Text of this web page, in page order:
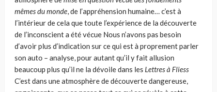
mêmes du monde, de l’appréhension humaine… c’est à
l’intérieur de cela que toute l’expé­rience de la découverte
de l’inconscient a été vécue Nous n’avons pas besoin
d’avoir plus d’indication sur ce qui est à proprement parler
son auto – analyse, pour autant qu’il y fait allusion
beaucoup plus qu’il ne la dévoile dans les Lettres à Fliess
C’est dans une atmosphère de découverte dangereuse,